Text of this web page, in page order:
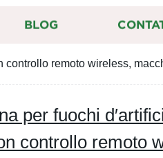
BLOG
remoto wireless,
per fuochi
controllo remoto